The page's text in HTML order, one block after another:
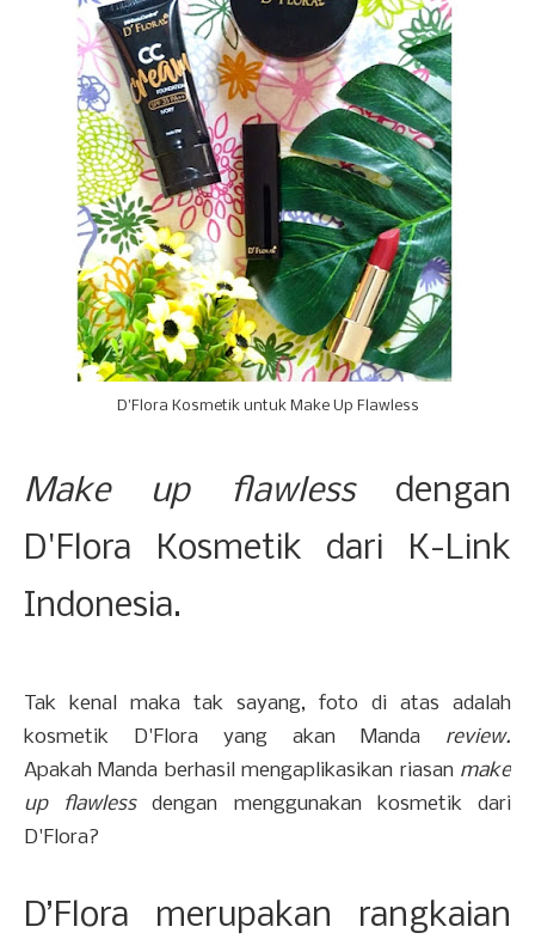
D'Flora Kosmetik untuk Make Up Flawless
Make up flawless dengan
D'Flora Kosmetik dari K-Link
Indonesia.
Tak kenal maka tak sayang, foto di atas adalah
kosmetik D'Flora yang akan Manda review.
Apakah Manda berhasil mengaplikasikan riasan make
up flawlessdengan menggunakan kosmetik dari
D'Flora?
D’Flora merupakan rangkaian